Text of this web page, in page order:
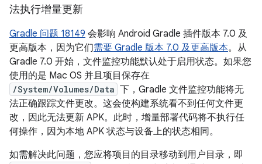
法执行增量更新
Gradle 问题 18149 会影响 Android Gradle 插件版本 7.0 及
更高版本，因为它们需要 Gradle 版本 7.0 及更高版本。从
Gradle 7.0 开始，文件监控功能默认处于启用状态。如果您
使用的是 Mac OS 并且项目保存在
/System/Volumes/Data 下，Gradle 文件监控功能将无
法正确跟踪文件更改。这会使构建系统看不到任何文件更
改，因此无法更新 APK。此时，增量部署代码将不执行任
何操作，因为本地 APK 状态与设备上的状态相同。
如需解决此问题，您应将项目的目录移动到用户目录，即